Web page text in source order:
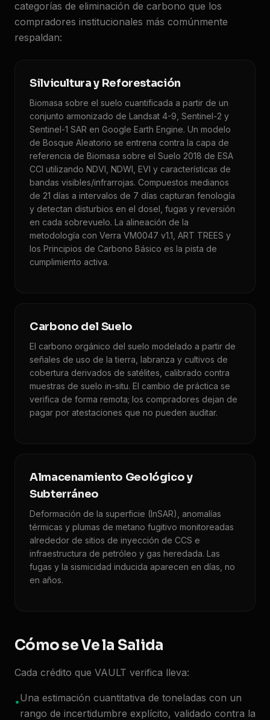
categorías de eliminación de carbono que los
compradores institucionales más comúnmente
respaldan:
Silvicultura y Reforestación
Biomasa sobre el suelo cuantificada a partir de un
conjunto armonizado de Landsat 4-9, Sentinel-2 y
Sentinel-1 SAR en Google Earth Engine. Un modelo
de Bosque Aleatorio se entrena contra la capa de
referencia de Biomasa sobre el Suelo 2018 de ESA
CCI utilizando NDVI, NDWI, EVI y características de
bandas visibles/infrarrojas. Compuestos medianos
de 21 días a intervalos de 7 días capturan fenología
y detectan disturbios en el dosel, fugas y reversión
en cada sobrevuelo. La alineación de la
metodología con Verra VM0047 v1.1, ART TREES y
los Principios de Carbono Básico es la pista de
cumplimiento activa.
Carbono del Suelo
El carbono orgánico del suelo modelado a partir de
señales de uso de la tierra, labranza y cultivos de
cobertura derivados de satélites, calibrado contra
muestras de suelo in-situ. El cambio de práctica se
verifica de forma remota; los compradores dejan de
pagar por atestaciones que no pueden auditar.
Almacenamiento Geológico y
Subterráneo
Deformación de la superficie (InSAR), anomalías
térmicas y plumas de metano fugitivo monitoreadas
alrededor de sitios de inyección de CCS e
infraestructura de petróleo y gas heredada. Las
fugas y la sismicidad inducida aparecen en días, no
en años.
Cómo se Ve la Salida
Cada crédito que VAULT verifica lleva:
•Una estimación cuantitativa de toneladas con un
rango de incertidumbre explícito, validado contra la